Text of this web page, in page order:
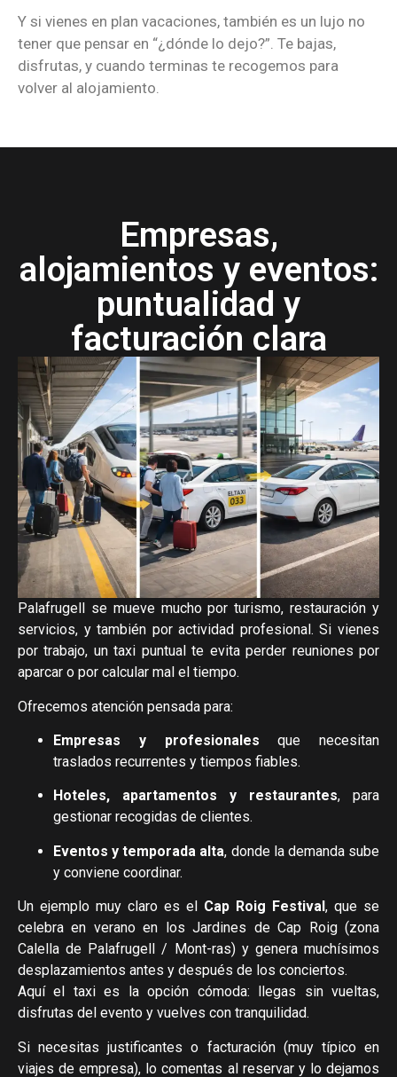
Y si vienes en plan vacaciones, también es un lujo no
tener que pensar en “¿dónde lo dejo?”. Te bajas,
disfrutas, y cuando terminas te recogemos para
volver al alojamiento.
Empresas,
alojamientos y eventos:
puntualidad y
facturación clara
Palafrugell se mueve mucho por turismo, restauración y
servicios, y también por actividad profesional. Si vienes
por trabajo, un taxi puntual te evita perder reuniones por
aparcar o por calcular mal el tiempo.
Ofrecemos atención pensada para:
Empresas y profesionales que necesitan
traslados recurrentes y tiempos fiables.
Hoteles, apartamentos y restaurantes, para
gestionar recogidas de clientes.
Eventos y temporada alta, donde la demanda sube
y conviene coordinar.
Un ejemplo muy claro es el Cap Roig Festival , que se
celebra en verano en los Jardines de Cap Roig (zona
Calella de Palafrugell / Mont-ras) y genera muchísimos
desplazamientos antes y después de los conciertos.
Aquí el taxi es la opción cómoda: llegas sin vueltas,
disfrutas del evento y vuelves con tranquilidad.
Si necesitas justificantes o facturación (muy típico en
viajes de empresa), lo comentas al reservar y lo dejamos